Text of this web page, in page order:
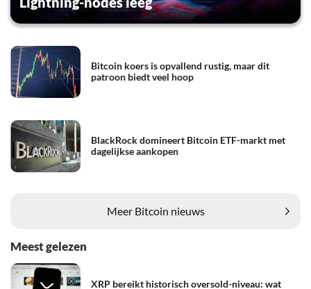
Bitcoin koers is opvallend rustig, maar dit
patroon biedt veel hoop
BlackRock domineert Bitcoin ETF-markt met
dagelijkse aankopen
Meer Bitcoin nieuws
Meest gelezen
XRP bereikt historisch oversold-niveau: wat